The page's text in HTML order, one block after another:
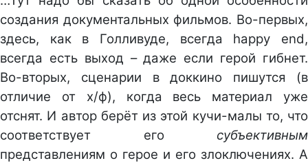
создания документальных фильмов. Во-первых,
здесь, как в Голливуде, всегда happy end,
всегда есть выход – даже если герой гибнет.
Во-вторых, сценарии в доккино пишутся (в
отличие от х/ф), когда весь материал уже
отснят. И автор берёт из этой кучи-малы то, что
соответствует его субъективным
представлениям о герое и его злоключениях. А